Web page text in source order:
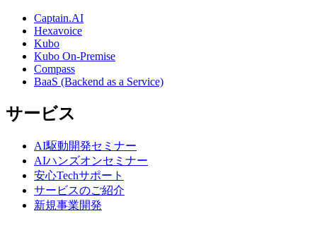
Captain.AI
Hexavoice
Kubo
Kubo On-Premise
Compass
BaaS (Backend as a Service)
サービス
AI駆動開発セミナー
AIハンズオンセミナー
安心Techサポート
サービスのご紹介
新規事業開発